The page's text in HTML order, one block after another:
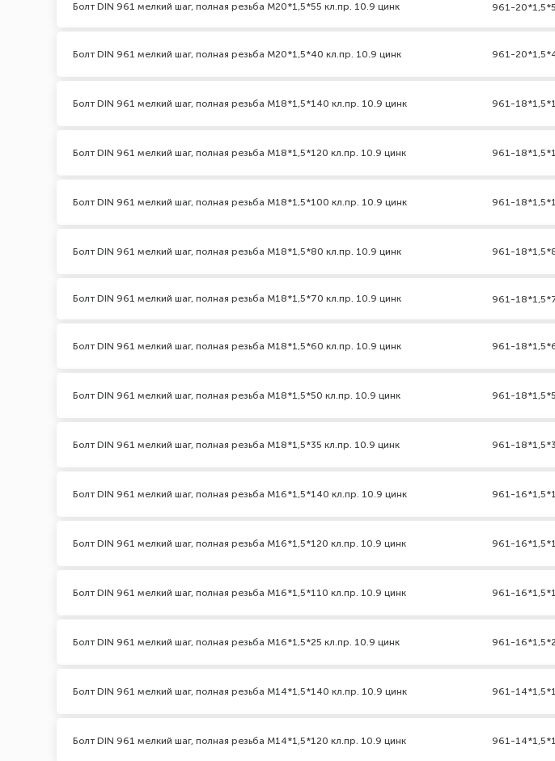
Болт DIN 961 мелкий шаг, полная резьба M20*1,5*55 кл.пр. 10.9 цинк 961-
Болт DIN 961 мелкий шаг, полная резьба M20*1,5*40 кл.пр. 10.9 цинк 961-
Болт DIN 961 мелкий шаг, полная резьба M18*1,5*140 кл.пр. 10.9 цинк 961-
Болт DIN 961 мелкий шаг, полная резьба M18*1,5*120 кл.пр. 10.9 цинк 961-
Болт DIN 961 мелкий шаг, полная резьба M18*1,5*100 кл.пр. 10.9 цинк 961-
Болт DIN 961 мелкий шаг, полная резьба M18*1,5*80 кл.пр. 10.9 цинк 961-
Болт DIN 961 мелкий шаг, полная резьба M18*1,5*70 кл.пр. 10.9 цинк 961-
Болт DIN 961 мелкий шаг, полная резьба M18*1,5*60 кл.пр. 10.9 цинк 961-
Болт DIN 961 мелкий шаг, полная резьба M18*1,5*50 кл.пр. 10.9 цинк 961-
Болт DIN 961 мелкий шаг, полная резьба M18*1,5*35 кл.пр. 10.9 цинк 961-
Болт DIN 961 мелкий шаг, полная резьба M16*1,5*140 кл.пр. 10.9 цинк 961-
Болт DIN 961 мелкий шаг, полная резьба M16*1,5*120 кл.пр. 10.9 цинк 961-
Болт DIN 961 мелкий шаг, полная резьба M16*1,5*110 кл.пр. 10.9 цинк 961-
Болт DIN 961 мелкий шаг, полная резьба M16*1,5*25 кл.пр. 10.9 цинк 961-
Болт DIN 961 мелкий шаг, полная резьба M14*1,5*140 кл.пр. 10.9 цинк 961-
Болт DIN 961 мелкий шаг, полная резьба M14*1,5*120 кл.пр. 10.9 цинк 961-